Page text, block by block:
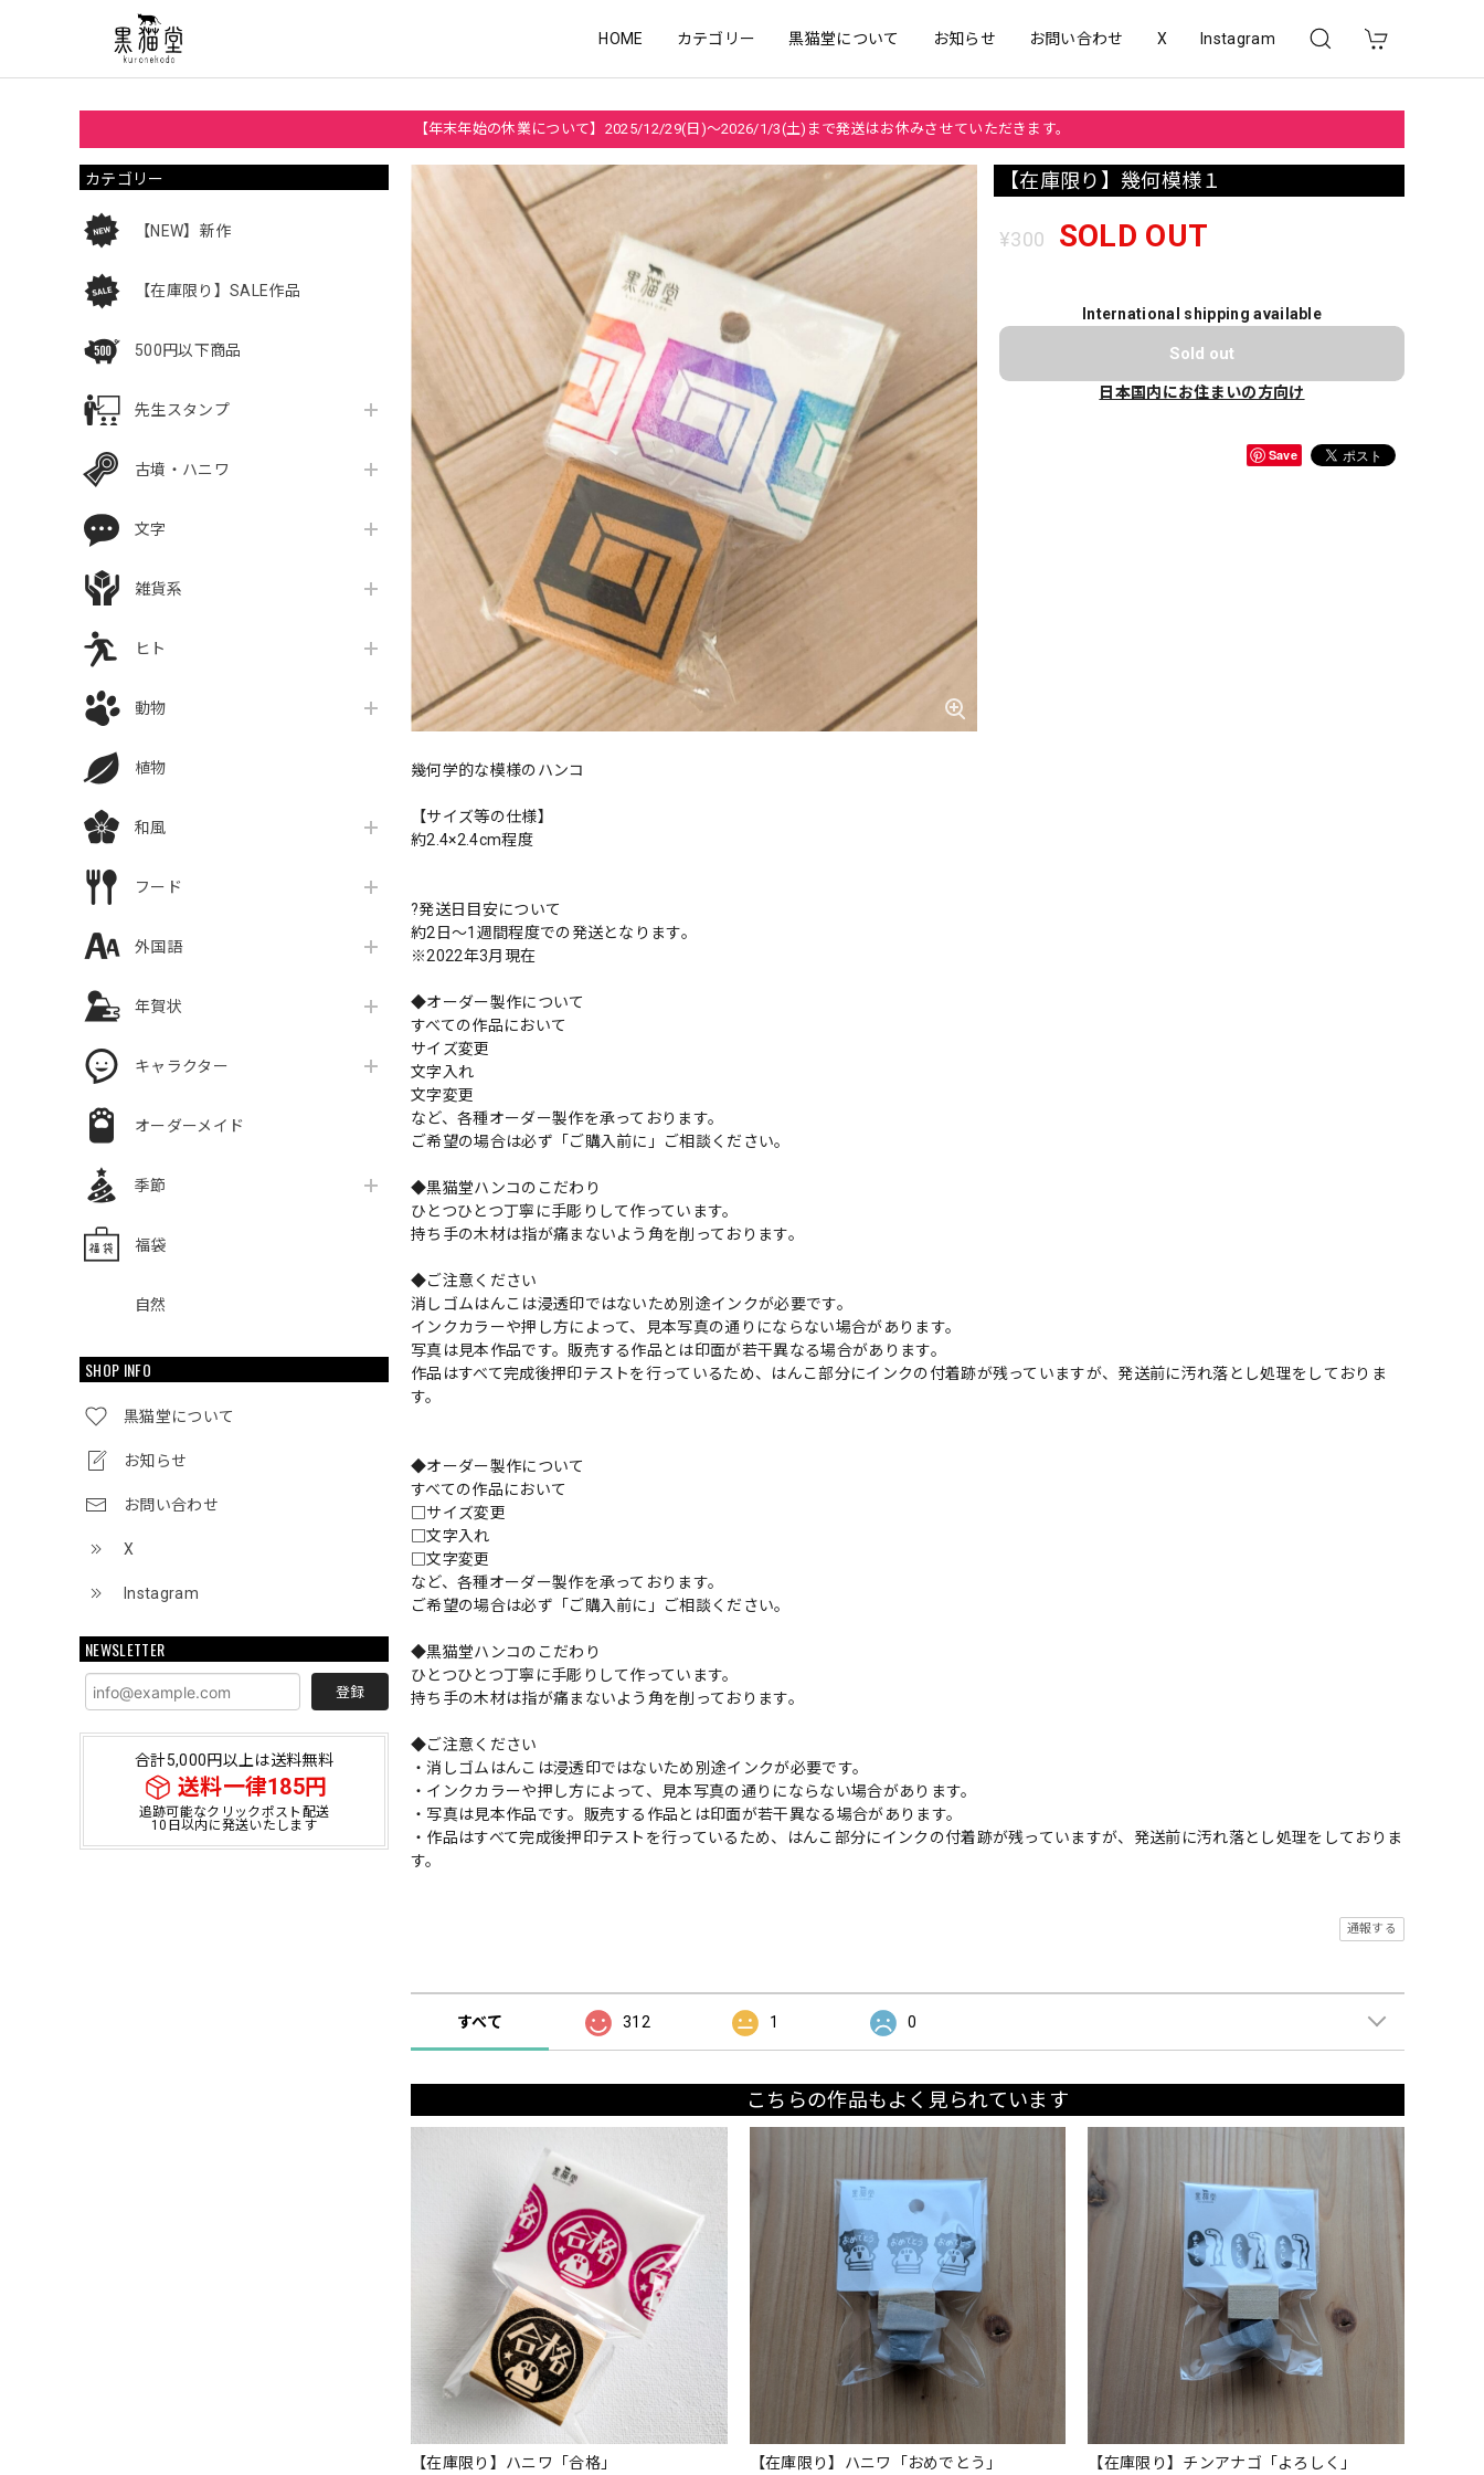
HOME カテゴリー 黒猫堂について お知らせ お問い合わせ X Instagram
【年末年始の休業について】2025/12/29(日)～2026/1/3(土)まで発送はお休みさせていただきます。
カテゴリー
【NEW】新作
【在庫限り】SALE作品
500円以下商品
先生スタンプ
古墳・ハニワ
文字
雑貨系
ヒト
動物
植物
和風
フード
外国語
年賀状
キャラクター
オーダーメイド
季節
福袋
自然
SHOP INFO
黒猫堂について
お知らせ
お問い合わせ
X
Instagram
NEWSLETTER
登録
合計5,000円以上は送料無料
送料一律185円
追跡可能なクリックポスト配送
10日以内に発送いたします
【在庫限り】幾何模様１
¥300 SOLD OUT
International shipping available
Sold out
日本国内にお住まいの方向け
Save
幾何学的な模様のハンコ
【サイズ等の仕様】
約2.4×2.4cm程度
?発送日目安について
約2日〜1週間程度での発送となります。
※2022年3月現在
◆オーダー製作について
すべての作品において
サイズ変更
文字入れ
文字変更
など、各種オーダー製作を承っております。
ご希望の場合は必ず「ご購入前に」ご相談ください。
◆黒猫堂ハンコのこだわり
ひとつひとつ丁寧に手彫りして作っています。
持ち手の木材は指が痛まないよう角を削っております。
◆ご注意ください
消しゴムはんこは浸透印ではないため別途インクが必要です。
インクカラーや押し方によって、見本写真の通りにならない場合があります。
写真は見本作品です。販売する作品とは印面が若干異なる場合があります。
作品はすべて完成後押印テストを行っているため、はんこ部分にインクの付着跡が残っていますが、発送前に汚れ落とし処理をしておりま
す。
◆オーダー製作について
すべての作品において
□サイズ変更
□文字入れ
□文字変更
など、各種オーダー製作を承っております。
ご希望の場合は必ず「ご購入前に」ご相談ください。
◆黒猫堂ハンコのこだわり
ひとつひとつ丁寧に手彫りして作っています。
持ち手の木材は指が痛まないよう角を削っております。
◆ご注意ください
・消しゴムはんこは浸透印ではないため別途インクが必要です。
・インクカラーや押し方によって、見本写真の通りにならない場合があります。
・写真は見本作品です。販売する作品とは印面が若干異なる場合があります。
・作品はすべて完成後押印テストを行っているため、はんこ部分にインクの付着跡が残っていますが、発送前に汚れ落とし処理をしておりま
す。
通報する
すべて 312 1 0
こちらの作品もよく見られています
【在庫限り】ハニワ「合格」 【在庫限り】ハニワ「おめでとう」 【在庫限り】チンアナゴ「よろしく」